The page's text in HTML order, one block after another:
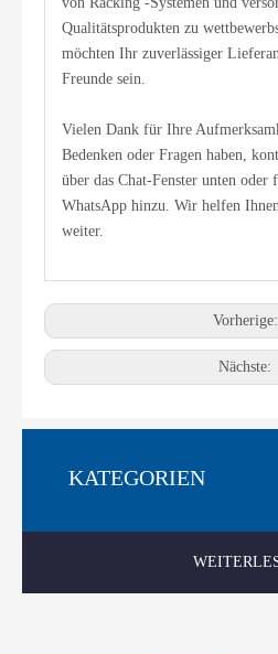
Qualitätsprodukten zu
möchten Ihr zuverlässiger
Freunde sein.
Vielen Dank für Ihre
Bedenken oder Fragen haben,
über das Chat-Fenster unten oder
WhatsApp hinzu. Wir helfen
weiter.
Vorherige:
Nächste:
KATEGORIEN